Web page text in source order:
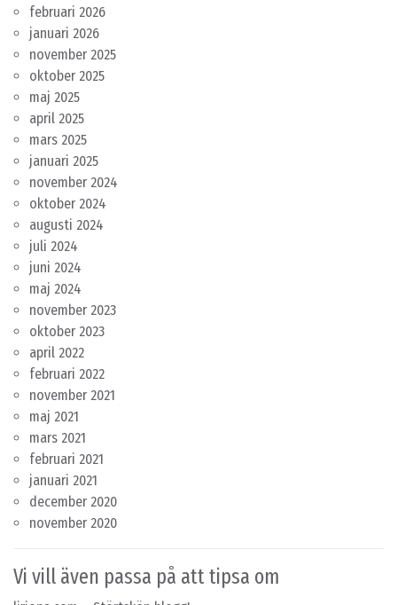
februari 2026
januari 2026
november 2025
oktober 2025
maj 2025
april 2025
mars 2025
januari 2025
november 2024
oktober 2024
augusti 2024
juli 2024
juni 2024
maj 2024
november 2023
oktober 2023
april 2022
februari 2022
november 2021
maj 2021
mars 2021
februari 2021
januari 2021
december 2020
november 2020
Vi vill även passa på att tipsa om